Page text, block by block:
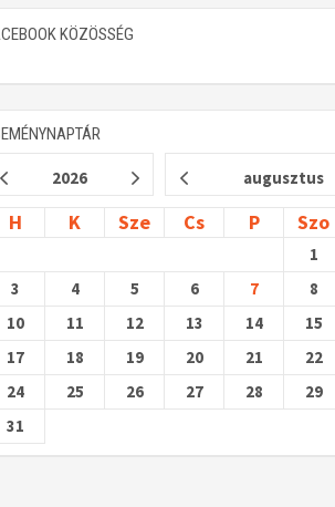
KÖZÖSSÉG
2026 augusztus
H K Sze Cs P Szo
1
3
4 5 6 7 8
10
11 12 13 14 15
17
18 19 20 21 22
24
25 26 27 28 29
31